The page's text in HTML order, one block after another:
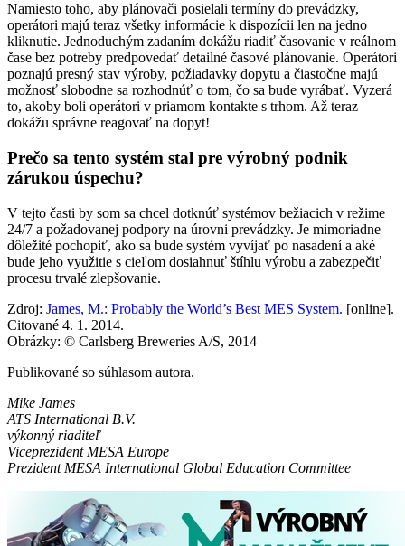
Namiesto toho, aby plánovači posielali termíny do prevádzky,
operátori majú teraz všetky informácie k dispozícii len na jedno
kliknutie. Jednoduchým zadaním dokážu riadiť časovanie v reálnom
čase bez potreby predpovedať detailné časové plánovanie. Operátori
poznajú presný stav výroby, požiadavky dopytu a čiastočne majú
možnosť slobodne sa rozhodnúť o tom, čo sa bude vyrábať. Vyzerá
to, akoby boli operátori v priamom kontakte s trhom. Až teraz
dokážu správne reagovať na dopyt!
Prečo sa tento systém stal pre výrobný podnik
zárukou úspechu?
V tejto časti by som sa chcel dotknúť systémov bežiacich v režime
24/7 a požadovanej podpory na úrovni prevádzky. Je mimoriadne
dôležité pochopiť, ako sa bude systém vyvíjať po nasadení a aké
bude jeho využitie s cieľom dosiahnuť štíhlu výrobu a zabezpečiť
procesu trvalé zlepšovanie.
Zdroj: James, M.: Probably the World’s Best MES System. [online].
Citované 4. 1. 2014.
Obrázky: © Carlsberg Breweries A/S, 2014
Publikované so súhlasom autora.
Mike James
ATS International B.V.
výkonný riaditeľ
Viceprezident MESA Europe
Prezident MESA International Global Education Committee